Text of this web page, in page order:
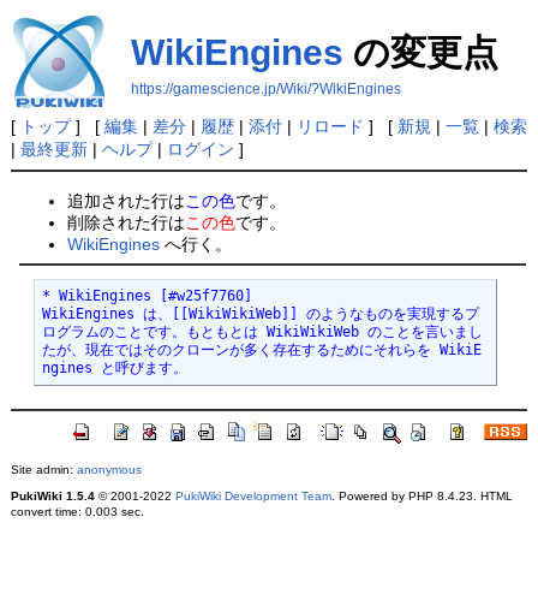
WikiEngines の変更点
https://gamescience.jp/Wiki/?WikiEngines
[ トップ] [ 編集| 差分| 履歴| 添付| リロード ] [ 新規 | 一覧| 検索
| 最終更新| ヘルプ| ログイン ]
追加された行はこの色です。
削除された行はこの色です。
WikiEngines へ行く。
* WikiEngines [#w25f7760]
WikiEngines は、[[WikiWikiWeb]] のようなものを実現するプ
ログラムのことです。もともとは WikiWikiWeb のことを言いまし
たが、現在ではそのクローンが多く存在するためにそれらを WikiE
ngines と呼びます。
Site admin: anonymous
PukiWiki 1.5.4© 2001-2022 PukiWiki Development Team. Powered by PHP 8.4.23. HTML
convert time: 0.003 sec.